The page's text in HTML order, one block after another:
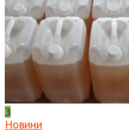
3
Новини